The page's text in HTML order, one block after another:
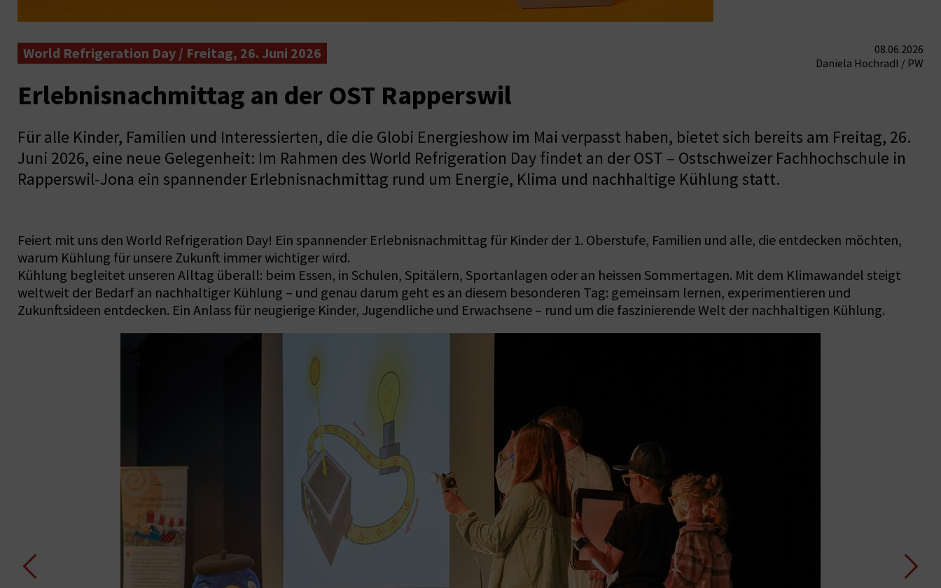
World Refrigeration Day / Freitag, 26. Juni 2026
08.06.2026
Daniela Hochradl / PW
Erlebnisnachmittag an der OST Rapperswil
Für alle Kinder, Familien und Interessierten, die die Globi Energieshow im Mai verpasst haben, bietet sich bereits am Freitag, 26.
Juni 2026, eine neue Gelegenheit: Im Rahmen des World Refrigeration Day findet an der OST – Ostschweizer Fachhochschule in
Rapperswil-Jona ein spannender Erlebnisnachmittag rund um Energie, Klima und nachhaltige Kühlung statt.
Feiert mit uns den World Refrigeration Day! Ein spannender Erlebnisnachmittag für Kinder der 1. Oberstufe, Familien und alle, die entdecken möchten,
warum Kühlung für unsere Zukunft immer wichtiger wird.
Kühlung begleitet unseren Alltag überall: beim Essen, in Schulen, Spitälern, Sportanlagen oder an heissen Sommertagen. Mit dem Klimawandel steigt
weltweit der Bedarf an nachhaltiger Kühlung – und genau darum geht es an diesem besonderen Tag: gemeinsam lernen, experimentieren und
Zukunftsideen entdecken. Ein Anlass für neugierige Kinder, Jugendliche und Erwachsene – rund um die faszinierende Welt der nachhaltigen Kühlung.